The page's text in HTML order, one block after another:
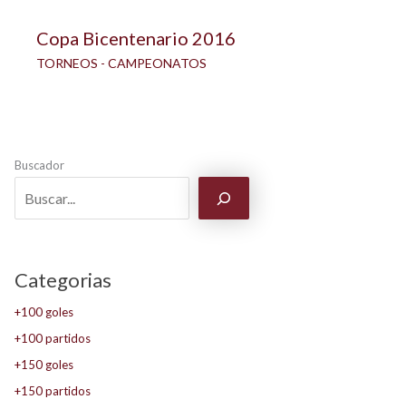
Copa Bicentenario 2016
TORNEOS - CAMPEONATOS
Buscador
Categorias
+100 goles
+100 partidos
+150 goles
+150 partidos